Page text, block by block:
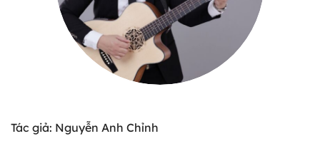
Tác giả: Nguyễn Anh Chỉnh